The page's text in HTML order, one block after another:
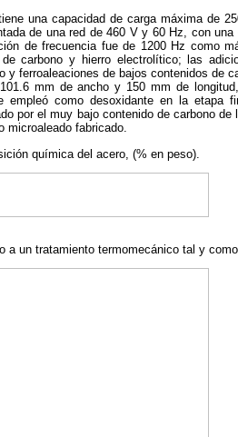
una capacidad de carga máxima de
de una red de 460 V y 60 Hz, con una
de frecuencia fue de 1200 Hz como
carbono y hierro electrolítico; las
ferroaleaciones de bajos contenidos de
mm de ancho y 150 mm de
empleó como desoxidante en la etapa
por el muy bajo contenido de carbono
microaleado fabricado.
química del acero, (% en peso).
a un tratamiento termomecánico tal y